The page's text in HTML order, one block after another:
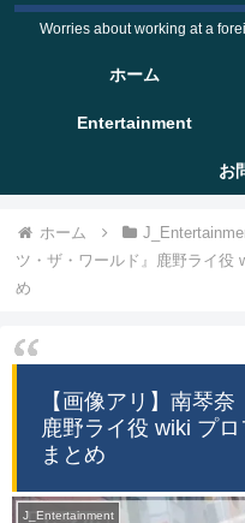
Worries about working at a
ホーム
Entertainment
お
ホーム
ツ・ザ・ワールド』鹿野ライ役
め
【画像アリ】南琴
鹿野ライ役 wiki プ
まとめ
J_Entertainment